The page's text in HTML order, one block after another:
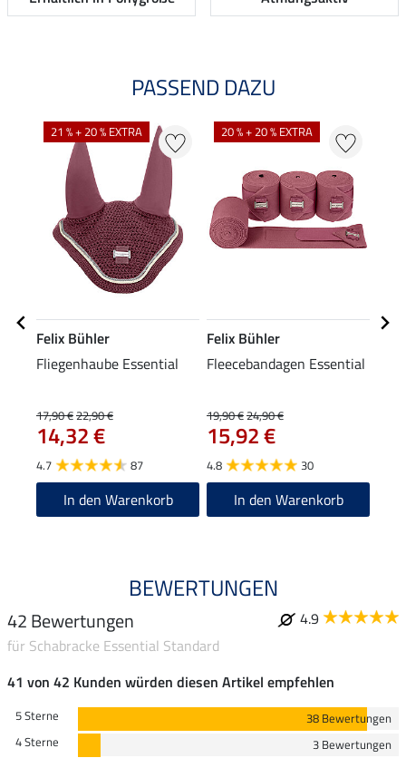
PASSEND DAZU
21 % + 20 % EXTRA
Felix Bühler
Fliegenhaube Essential
17,90 €22,90 €
14,32 €
4.7 87
In den Warenkorb
20 % + 20 % EXTRA
Felix Bühler
Fleecebandagen Essential
19,90 €24,90 €
15,92 €
4.8 30
In den Warenkorb
BEWERTUNGEN
42 Bewertungen
4.9
für Schabracke Essential Standard
41 von 42 Kunden würden diesen Artikel empfehlen
5 Sterne
38 Bewertungen
4 Sterne
3 Bewertungen